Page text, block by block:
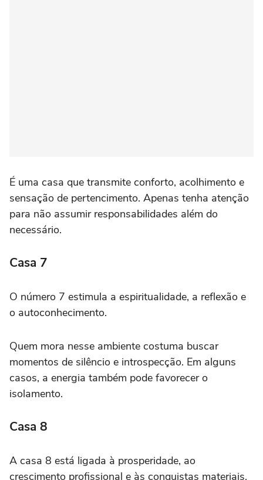
É uma casa que transmite conforto, acolhimento e
sensação de pertencimento. Apenas tenha atenção
para não assumir responsabilidades além do
necessário.
Casa 7
O número 7 estimula a espiritualidade, a reflexão e
o autoconhecimento.
Quem mora nesse ambiente costuma buscar
momentos de silêncio e introspecção. Em alguns
casos, a energia também pode favorecer o
isolamento.
Casa 8
A casa 8 está ligada à prosperidade, ao
crescimento profissional e às conquistas materiais.